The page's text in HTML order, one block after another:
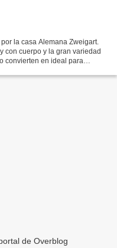
la casa Alemana Zweigart.
con cuerpo y la gran variedad
convierten en ideal para
de Overblog